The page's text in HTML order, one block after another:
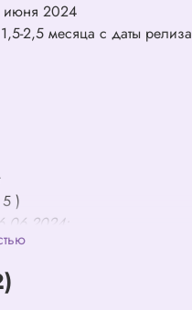
июня 2024
2,5 месяца с даты релиза
)
5 )